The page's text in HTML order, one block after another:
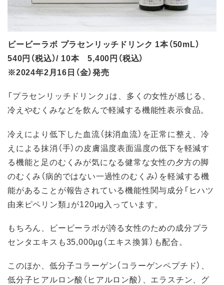
ビービーラボ プラセンリッチドリンク 1本（50mL）
540円（税込）/ 10本 5,400円（税込）
※2024年2月16日（金）発売
「プラセンリッチドリンク」は、多くの女性が感じる、
冷えやむくみなどを飲んで軽減する機能性表示食品。
冷えにより低下した血流（抹消血流）を正常に整え、冷
えによる抹消（手）の皮膚温度表面温度の低下を軽減す
る機能と足のむくみが気になる健常な女性の夕方の脚
のむくみ（病的ではない一過性のむくみ）を軽減する機
能があることが報告されている機能性関与成分「ヒハツ
由来ピペリン類」が120μg入っています。
もちろん、ビービーラボが誇る女性のための成分プラ
センタエキスも35,000µg（エキス換算）も配合。
このほか、低分子コラーゲン（コラーゲンペプチド）、
低分子ヒアルロン酸（ヒアルロン酸）、エラスチン、グ